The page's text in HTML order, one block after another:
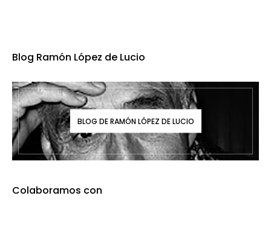
Blog Ramón López de Lucio
BLOG DE RAMÓN LÓPEZ DE LUCIO
Colaboramos con